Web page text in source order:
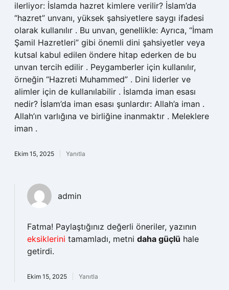
ilerliyor: İslamda hazret kimlere verilir? İslam’da
“hazret” unvanı, yüksek şahsiyetlere saygı ifadesi
olarak kullanılır . Bu unvan, genellikle: Ayrıca, “İmam
Şamil Hazretleri” gibi önemli dini şahsiyetler veya
kutsal kabul edilen öndere hitap ederken de bu
unvan tercih edilir . Peygamberler için kullanılır,
örneğin “Hazreti Muhammed” . Dini liderler ve
alimler için de kullanılabilir . İslamda iman esası
nedir? İslam’da iman esası şunlardır: Allah’a iman .
Allah’ın varlığına ve birliğine inanmaktır . Meleklere
iman .
Ekim 15, 2025 Yanıtla
admin
Fatma! Paylaştığınız değerli öneriler, yazının
eksiklerini tamamladı, metni daha güçlü hale
getirdi.
Ekim 15, 2025 Yanıtla